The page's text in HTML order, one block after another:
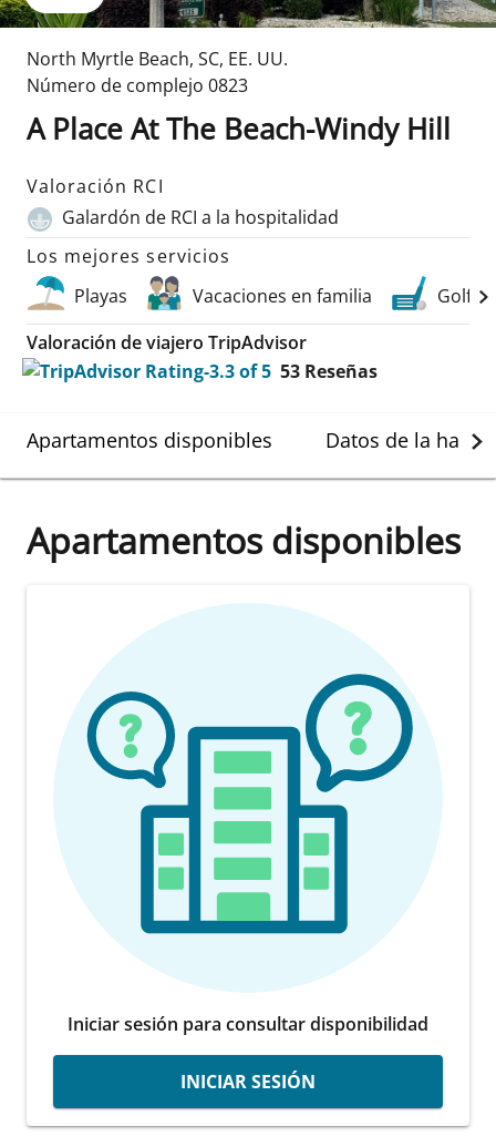
North Myrtle Beach, SC, EE. UU.
Número de complejo 0823
A Place At The Beach-Windy Hill
Valoración RCI
Galardón de RCI a la hospitalidad
Los mejores servicios
Playas
Vacaciones en familia
Golf
Valoración de viajero TripAdvisor
53 Reseñas
Apartamentos disponibles Datos de la
Apartamentos disponibles
Iniciar sesión para consultar disponibilidad
INICIAR SESIÓN